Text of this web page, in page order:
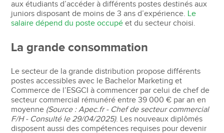
aux étudiants d’accéder à différents postes destinés aux
juniors disposant de moins de 3 ans d’expérience. Le
salaire dépend du poste occupé et du secteur choisi.
La grande consommation
Le secteur de la grande distribution propose différents
postes accessibles avec le Bachelor Marketing et
Commerce de l’ESGCI à commencer par celui de chef de
secteur commercial rémunéré entre 39 000 € par an en
moyenne (Source : Apec.fr - Chef de secteur commercial
F/H - Consulté le 29/04/2025). Les nouveaux diplômés
disposent aussi des compétences requises pour devenir